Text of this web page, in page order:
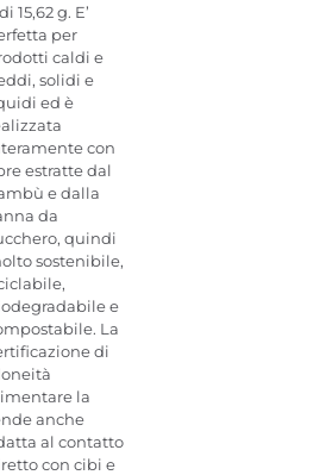
15,62 g. E’
per
caldi e
solidi e
ed è
con
estratte dal
e dalla
da
quindi
sostenibile,
e
La
di
la
anche
al contatto
con cibi e